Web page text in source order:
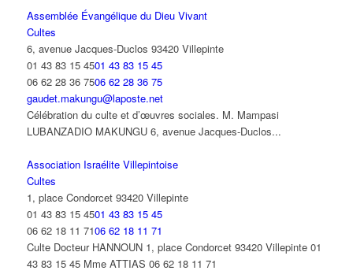
Assemblée Évangélique du Dieu Vivant
Cultes
6, avenue Jacques-Duclos 93420 Villepinte
01 43 83 15 4501 43 83 15 45
06 62 28 36 7506 62 28 36 75
gaudet.makungu@laposte.net
Célébration du culte et d’œuvres sociales. M. Mampasi
LUBANZADIO MAKUNGU 6, avenue Jacques-Duclos...
Association Israélite Villepintoise
Cultes
1, place Condorcet 93420 Villepinte
01 43 83 15 4501 43 83 15 45
06 62 18 11 7106 62 18 11 71
Culte Docteur HANNOUN 1, place Condorcet 93420 Villepinte 01
43 83 15 45 Mme ATTIAS 06 62 18 11 71